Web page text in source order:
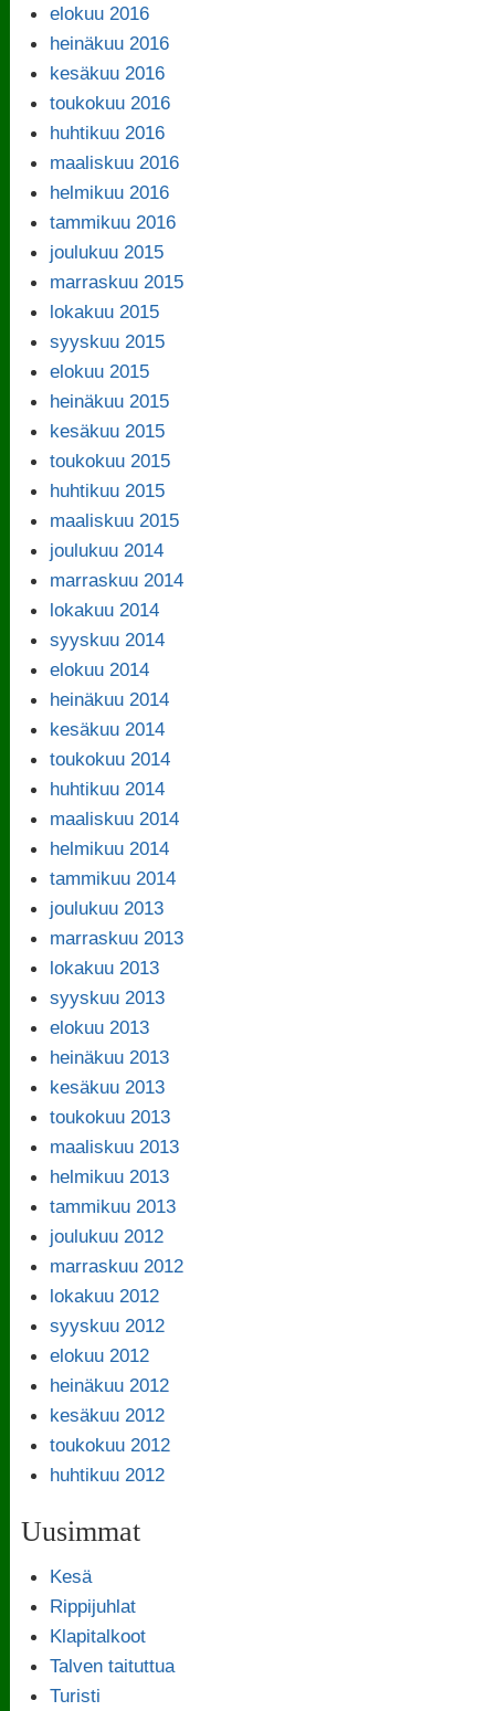
elokuu 2016
heinäkuu 2016
kesäkuu 2016
toukokuu 2016
huhtikuu 2016
maaliskuu 2016
helmikuu 2016
tammikuu 2016
joulukuu 2015
marraskuu 2015
lokakuu 2015
syyskuu 2015
elokuu 2015
heinäkuu 2015
kesäkuu 2015
toukokuu 2015
huhtikuu 2015
maaliskuu 2015
joulukuu 2014
marraskuu 2014
lokakuu 2014
syyskuu 2014
elokuu 2014
heinäkuu 2014
kesäkuu 2014
toukokuu 2014
huhtikuu 2014
maaliskuu 2014
helmikuu 2014
tammikuu 2014
joulukuu 2013
marraskuu 2013
lokakuu 2013
syyskuu 2013
elokuu 2013
heinäkuu 2013
kesäkuu 2013
toukokuu 2013
maaliskuu 2013
helmikuu 2013
tammikuu 2013
joulukuu 2012
marraskuu 2012
lokakuu 2012
syyskuu 2012
elokuu 2012
heinäkuu 2012
kesäkuu 2012
toukokuu 2012
huhtikuu 2012
Uusimmat
Kesä
Rippijuhlat
Klapitalkoot
Talven taituttua
Turisti